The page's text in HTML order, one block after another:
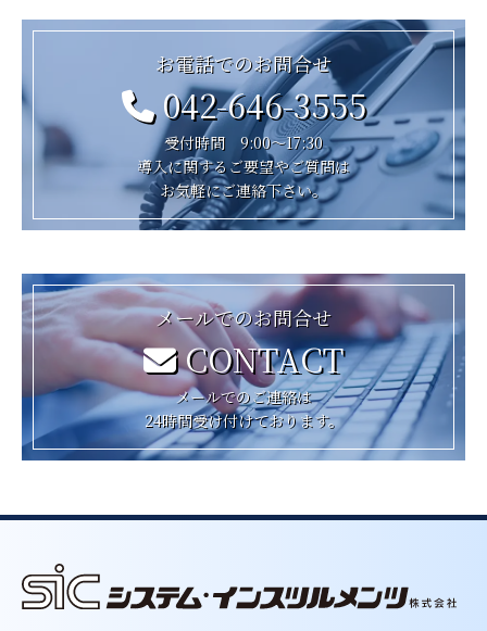
お電話でのお問合せ
042-646-3555
受付時間 9:00～17:30
導入に関するご要望やご質問は
お気軽にご連絡下さい。
メールでのお問合せ
CONTACT
メールでのご連絡は
24時間受け付けております。